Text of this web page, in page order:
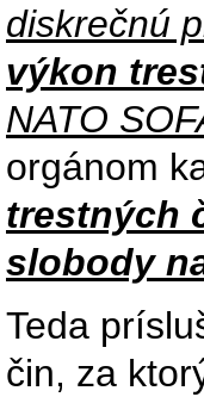
diskrečnú
výkon
NATO
orgánom
trestných
slobody
Teda
čin, za